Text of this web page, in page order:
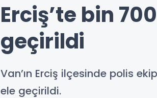
Erciş’te bin
geçirildi
Van’ın Erciş ilçesinde polis
ele geçirildi.